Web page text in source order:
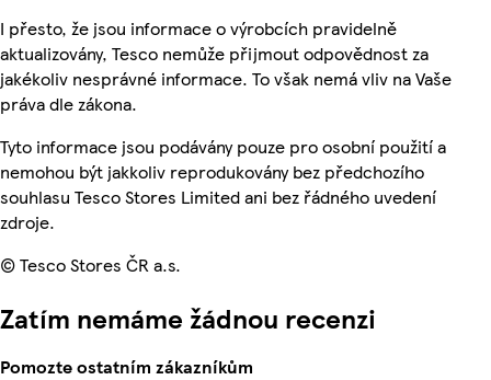
I přesto, že jsou informace o výrobcích pravidelně
aktualizovány, Tesco nemůže přijmout odpovědnost za
jakékoliv nesprávné informace. To však nemá vliv na Vaše
práva dle zákona.
Tyto informace jsou podávány pouze pro osobní použití a
nemohou být jakkoliv reprodukovány bez předchozího
souhlasu Tesco Stores Limited ani bez řádného uvedení
zdroje.
© Tesco Stores ČR a.s.
Zatím nemáme žádnou recenzi
Pomozte ostatním zákazníkům